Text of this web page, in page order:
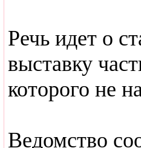
Речь идет о
выставку
которого не
Ведомство